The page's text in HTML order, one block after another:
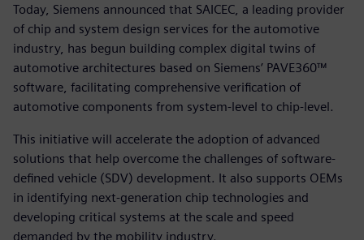
Today, Siemens announced that SAICEC, a leading provider
of chip and system design services for the automotive
industry, has begun building complex digital twins of
automotive architectures based on Siemens’ PAVE360™
software, facilitating comprehensive verification of
automotive components from system-level to chip-level.
This initiative will accelerate the adoption of advanced
solutions that help overcome the challenges of software-
defined vehicle (SDV) development. It also supports OEMs
in identifying next-generation chip technologies and
developing critical systems at the scale and speed
demanded by the mobility industry.